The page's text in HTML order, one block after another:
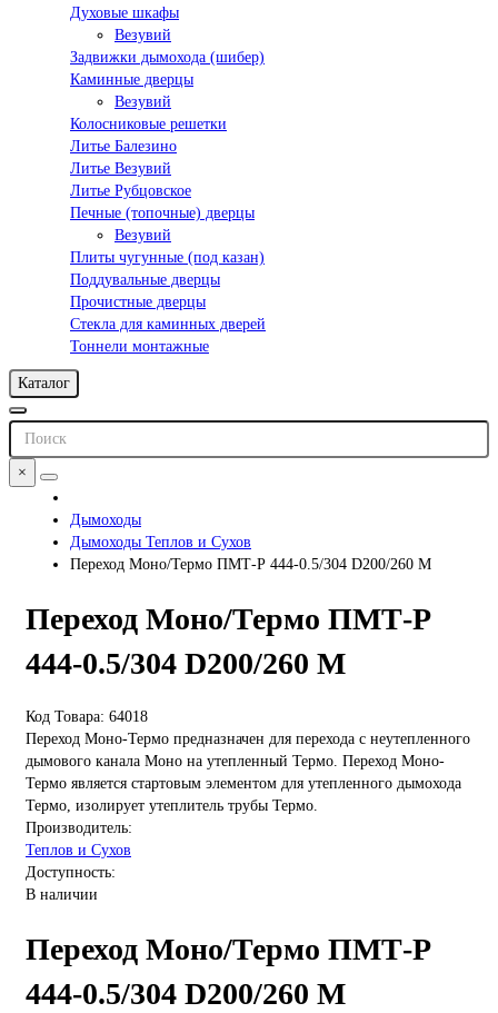
Духовые шкафы
Везувий
Задвижки дымохода (шибер)
Каминные дверцы
Везувий
Колосниковые решетки
Литье Балезино
Литье Везувий
Литье Рубцовское
Печные (топочные) дверцы
Везувий
Плиты чугунные (под казан)
Поддувальные дверцы
Прочистные дверцы
Стекла для каминных дверей
Тоннели монтажные
Каталог
×
Дымоходы
Дымоходы Теплов и Сухов
Переход Моно/Термо ПМТ-Р 444-0.5/304 D200/260 М
Переход Моно/Термо ПМТ-Р
444-0.5/304 D200/260 М
Код Товара: 64018
Переход Моно-Термо предназначен для перехода с неутепленного
дымового канала Моно на утепленный Термо. Переход Моно-
Термо является стартовым элементом для утепленного дымохода
Термо, изолирует утеплитель трубы Термо.
Производитель:
Теплов и Сухов
Доступность:
В наличии
Переход Моно/Термо ПМТ-Р
444-0.5/304 D200/260 М